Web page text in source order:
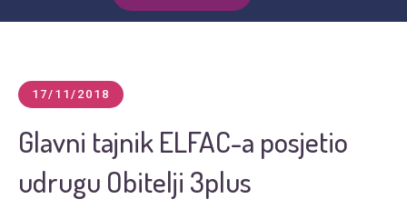
17/11/2018
Glavni tajnik ELFAC-a posjetio
udrugu Obitelji 3plus